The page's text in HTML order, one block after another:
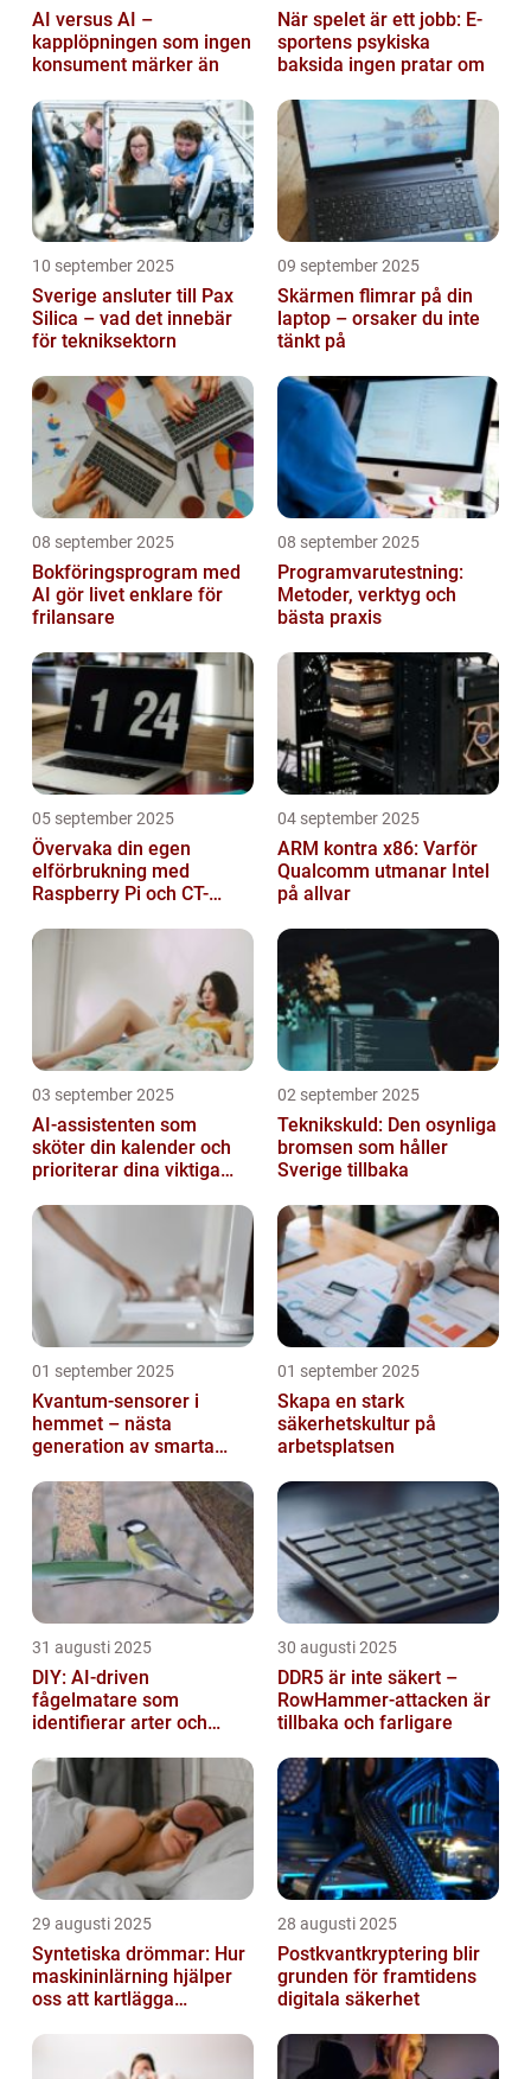
AI versus AI –
kapplöpningen som ingen
konsument märker än
När spelet är ett jobb: E-
sportens psykiska
baksida ingen pratar om
10 september 2025
Sverige ansluter till Pax
Silica – vad det innebär
för tekniksektorn
09 september 2025
Skärmen flimrar på din
laptop – orsaker du inte
tänkt på
08 september 2025
Bokföringsprogram med
AI gör livet enklare för
frilansare
08 september 2025
Programvarutestning:
Metoder, verktyg och
bästa praxis
05 september 2025
Övervaka din egen
elförbrukning med
Raspberry Pi och CT-
04 september 2025
ARM kontra x86: Varför
Qualcomm utmanar Intel
på allvar
03 september 2025
AI-assistenten som
sköter din kalender och
prioriterar dina viktiga
02 september 2025
Teknikskuld: Den osynliga
bromsen som håller
Sverige tillbaka
01 september 2025
Kvantum-sensorer i
hemmet – nästa
generation av smarta
01 september 2025
Skapa en stark
säkerhetskultur på
arbetsplatsen
31 augusti 2025
DIY: AI-driven
fågelmatare som
identifierar arter och
mobilen
30 augusti 2025
DDR5 är inte säkert –
RowHammer-attacken är
tillbaka och farligare
29 augusti 2025
Syntetiska drömmar: Hur
maskininlärning hjälper
oss att kartlägga
28 augusti 2025
Postkvantkryptering blir
grunden för framtidens
digitala säkerhet